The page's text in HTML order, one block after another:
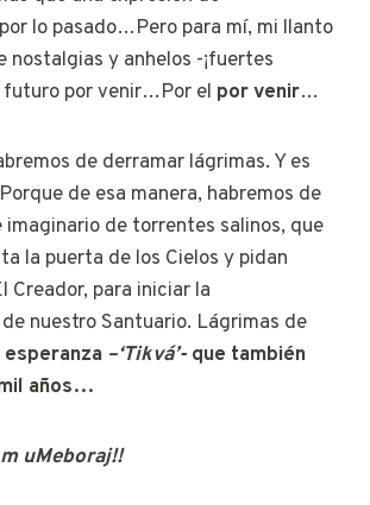
lo pasado…Pero para mí, mi llanto
nostalgias y anhelos -¡fuertes
futuro por venir…Por el por venir…
de derramar lágrimas. Y es
de esa manera, habremos de
imaginario de torrentes salinos, que
la puerta de los Cielos y pidan
Creador, para iniciar la
nuestro Santuario. Lágrimas de
esperanza –‘Tikvá’- que también
años…
uMeboraj!!